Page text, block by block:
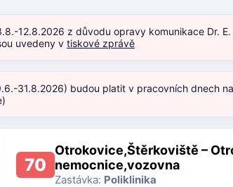
12.8.2026 z důvodu opravy komunikace Dr.
uvedeny v tiskové zprávě
31.8.2026) budou platit v pracovních dnech
70
Otrokovice,Štěrkoviště –
nemocnice,vozovna
Zastávka: Poliklinika